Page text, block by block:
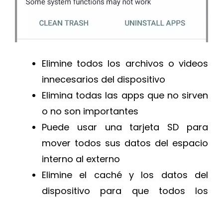
Elimine todos los archivos o videos
innecesarios del dispositivo
Elimina todas las apps que no sirven
o no son importantes
Puede usar una tarjeta SD para
mover todos sus datos del espacio
interno al externo
Elimine el caché y los datos del
dispositivo para que todos los